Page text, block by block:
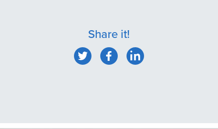
Share it!